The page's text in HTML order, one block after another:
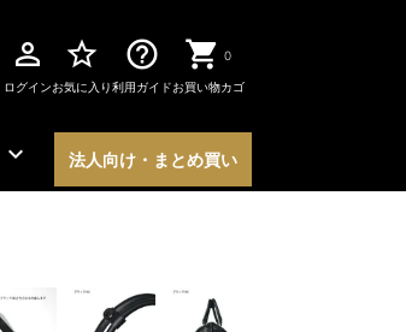
perm_identity
ログイン
star_border
お気に入り
help_outline
利用ガイド
0
お買い物カゴ
expand_more 法人向け・まとめ買い